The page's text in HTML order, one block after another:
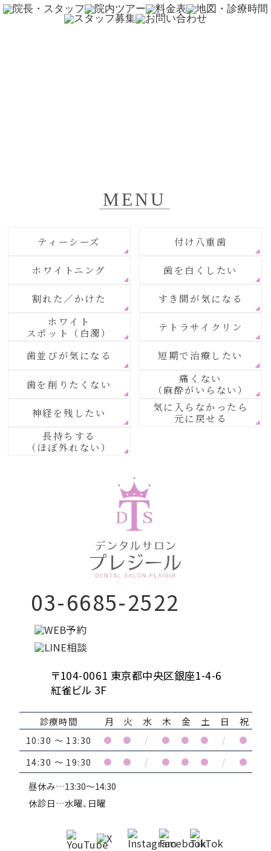
MENU
ティーシーズ 付け八重歯
ホワイトニング 歯を白くしたい
割れた／かけた
すき間が気になる
ホワイト
スポット（白濁）
テトラサイクリン
歯並びが気になる 短期で治療したい
歯を削りたくない
痛くない
（麻酔がいらない）
神経を残したい
気に入らなかったら
元に戻せる
長持ちする
（ほぼ外れない）
03-6685-2522
〒104-0061 東京都中央区銀座1-4-6
紅雀ビル 3F
診療時間 月 火 水 木 金 土 日
祝
10:30 ～ 13:30
● ● / ● ● ● / ●
14:30 ～ 19:30 ● ● / ● ● ● / ●
昼休み…13:30～14:30
休診日…水曜、日曜